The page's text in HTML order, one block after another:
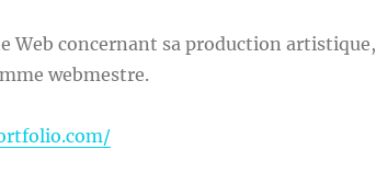
Web concernant sa production artistique,
webmestre.